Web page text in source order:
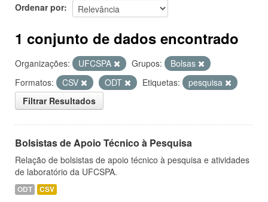
Ordenar por
1 conjunto de dados encontrado
Organizações: UFCSPA Grupos:
Bolsas
Formatos:
CSV ODT Etiquetas:
pesquisa
Filtrar Resultados
Bolsistas de Apoio Técnico à Pesquisa
Relação de bolsistas de apoio técnico à pesquisa e atividades
de laboratório da UFCSPA.
ODT CSV